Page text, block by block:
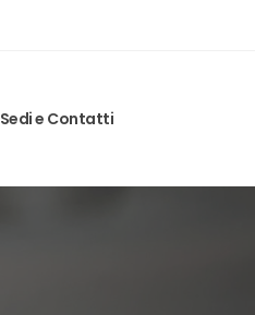
Sedi e Contatti